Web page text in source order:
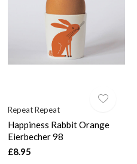
Repeat Repeat
Happiness Rabbit Orange
Eierbecher 98
£8.95